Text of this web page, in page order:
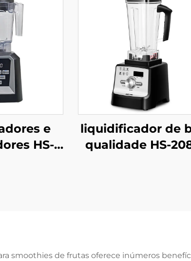
e
HS-
liquidificador de
qualidade HS-
smoothies de frutas oferece inúmeros